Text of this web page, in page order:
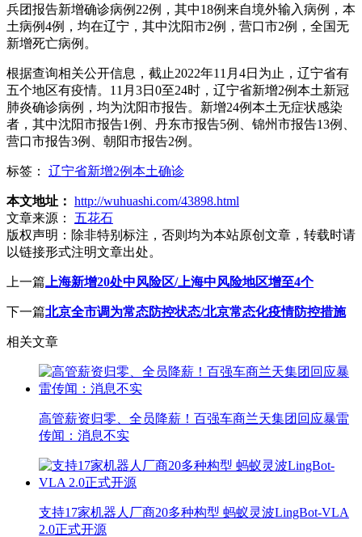
兵团报告新增确诊病例22例，其中18例来自境外输入病例，本
土病例4例，均在辽宁，其中沈阳市2例，营口市2例，全国无
新增死亡病例。
根据查询相关公开信息，截止2022年11月4日为止，辽宁省有
五个地区有疫情。11月3日0至24时，辽宁省新增2例本土新冠
肺炎确诊病例，均为沈阳市报告。新增24例本土无症状感染
者，其中沈阳市报告1例、丹东市报告5例、锦州市报告13例、
营口市报告3例、朝阳市报告2例。
标签： 辽宁省新增2例本土确诊
本文地址： http://wuhuashi.com/43898.html
文章来源：
五花石
版权声明： 除非特别标注，否则均为本站原创文章，转载时请
以链接形式注明文章出处。
上一篇 上海新增20处中风险区/上海中风险地区增至4个
下一篇北京全市调为常态防控状态/北京常态化疫情防控措施
相关文章
高管薪资归零、全员降薪！百强车商兰天集团回应暴雷
传闻：消息不实
支持17家机器人厂商20多种构型 蚂蚁灵波LingBot-VLA
2.0正式开源